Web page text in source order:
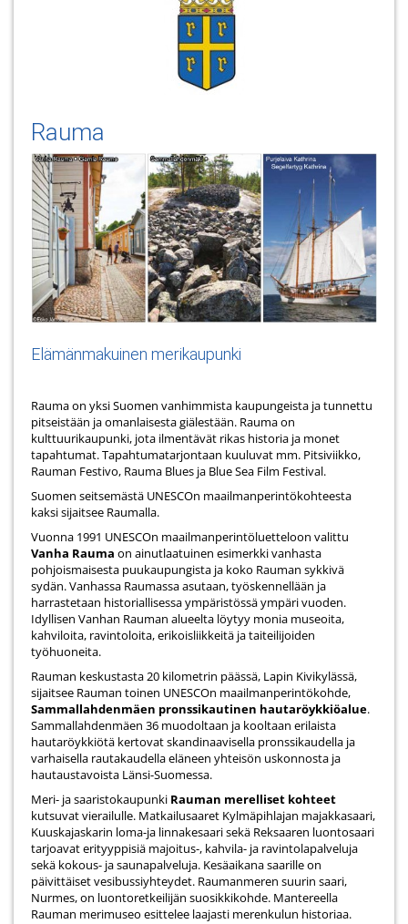
Rauma
Elämänmakuinen merikaupunki
Rauma on yksi Suomen vanhimmista kaupungeista ja tunnettu
pitseistään ja omanlaisesta giälestään. Rauma on
kulttuurikaupunki, jota ilmentävät rikas historia ja monet
tapahtumat. Tapahtumatarjontaan kuuluvat mm. Pitsiviikko,
Rauman Festivo, Rauma Blues ja Blue Sea Film Festival.
Suomen seitsemästä UNESCOn maailmanperintökohteesta
kaksi sijaitsee Raumalla.
Vuonna 1991 UNESCOn maailmanperintöluetteloon valittu
Vanha Rauma on ainutlaatuinen esimerkki vanhasta
pohjoismaisesta puukaupungista ja koko Rauman sykkivä
sydän. Vanhassa Raumassa asutaan, työskennellään ja
harrastetaan historiallisessa ympäristössä ympäri vuoden.
Idyllisen Vanhan Rauman alueelta löytyy monia museoita,
kahviloita, ravintoloita, erikoisliikkeitä ja taiteilijoiden
työhuoneita.
Rauman keskustasta 20 kilometrin päässä, Lapin Kivikylässä,
sijaitsee Rauman toinen UNESCOn maailmanperintökohde,
Sammallahdenmäen pronssikautinen hautaröykkiöalue.
Sammallahdenmäen 36 muodoltaan ja kooltaan erilaista
hautaröykkiötä kertovat skandinaavisella pronssikaudella ja
varhaisella rautakaudella eläneen yhteisön uskonnosta ja
hautaustavoista Länsi-Suomessa.
Meri- ja saaristokaupunki Rauman merelliset kohteet
kutsuvat vierailulle. Matkailusaaret Kylmäpihlajan majakkasaari,
Kuuskajaskarin loma-ja linnakesaari sekä Reksaaren luontosaari
tarjoavat erityyppisiä majoitus-, kahvila- ja ravintolapalveluja
sekä kokous- ja saunapalveluja. Kesäaikana saarille on
päivittäiset vesibussiyhteydet. Raumanmeren suurin saari,
Nurmes, on luontoretkeilijän suosikkikohde. Mantereella
Rauman merimuseo esittelee laajasti merenkulun historiaa.